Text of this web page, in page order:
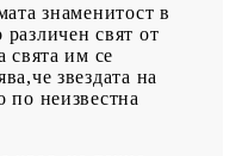
знаменитост в
свят от
свята им се
звездата на
по неизвестна